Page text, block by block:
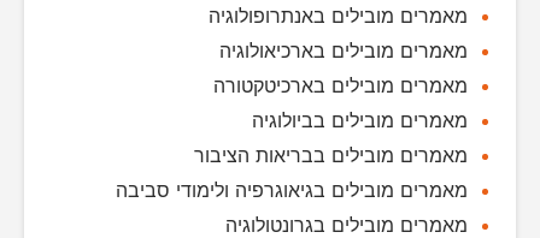
מאמרים מובילים באנתרופולוגיה
מאמרים מובילים בארכיאולוגיה
מאמרים מובילים בארכיטקטורה
מאמרים מובילים בביולוגיה
מאמרים מובילים בבריאות הציבור
מאמרים מובילים בגיאוגרפיה ולימודי סביבה
מאמרים מובילים בגרונטולוגיה